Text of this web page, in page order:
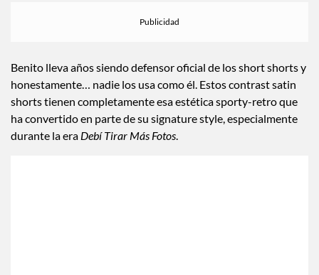
Benito lleva años siendo defensor oficial de los short shorts y
honestamente… nadie los usa como él. Estos contrast satin
shorts tienen completamente esa estética sporty-retro que
ha convertido en parte de su signature style, especialmente
durante la era Debí Tirar Más Fotos.